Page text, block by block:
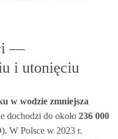
—
i utonięciu
w wodzie zmniejsza
dochodzi do około 236 000
W Polsce w 2023 r.